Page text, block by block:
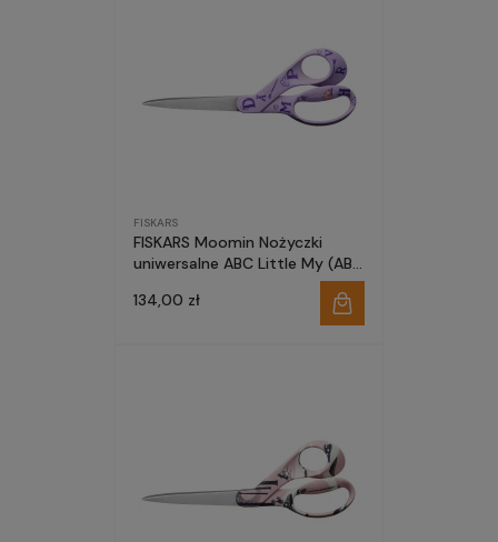
FISKARS
FISKARS Moomin Nożyczki
uniwersalne ABC Little My (ABC
134,00 zł